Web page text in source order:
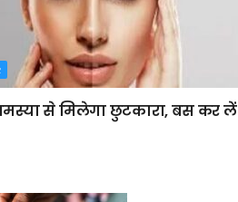
से मिलेगा छुटकारा, बस कर लें